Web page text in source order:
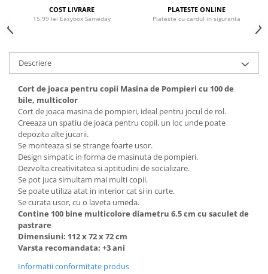
COST LIVRARE
15.99 lei Easybox Sameday
PLATESTE ONLINE
Plateste cu cardul in siguranta
Descriere
Cort de joaca pentru copii Masina de Pompieri cu 100 de
bile, multicolor
Cort de joaca masina de pompieri, ideal pentru jocul de rol.
Creeaza un spatiu de joaca pentru copil, un loc unde poate
depozita alte jucarii.
Se monteaza si se strange foarte usor.
Design simpatic in forma de masinuta de pompieri.
Dezvolta creativitatea si aptitudini de socializare.
Se pot juca simultam mai multi copii.
Se poate utiliza atat in interior cat si in curte.
Se curata usor, cu o laveta umeda.
Contine 100 bine multicolore diametru 6.5 cm cu saculet de
pastrare
Dimensiuni: 112 x 72 x 72 cm
Varsta recomandata: +3 ani
Informatii conformitate produs